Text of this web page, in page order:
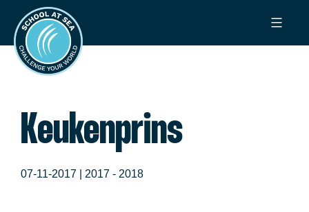
naar
inhoud
School
at
Sea
Keukenprins
07-11-2017 | 2017 - 2018